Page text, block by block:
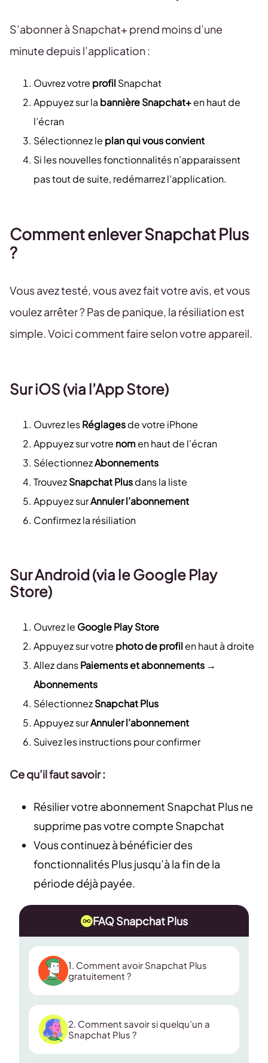
S’abonner à Snapchat+ prend moins d’une
minute depuis l’application :
Ouvrez votre profilSnapchat
Appuyez sur la bannière Snapchat+en haut de
l’écran
Sélectionnez le plan qui vous convient
Si les nouvelles fonctionnalités n’apparaissent
pas tout de suite, redémarrez l’application.
Comment enlever Snapchat Plus
?
Vous avez testé, vous avez fait votre avis, et vous
voulez arrêter ? Pas de panique, la résiliation est
simple. Voici comment faire selon votre appareil.
Sur iOS (via l’App Store)
Ouvrez lesRéglagesde votre iPhone
Appuyez sur votre nomen haut de l’écran
SélectionnezAbonnements
TrouvezSnapchat Plusdans la liste
Appuyez surAnnuler l’abonnement
Confirmez la résiliation
Sur Android (via le Google Play
Store)
Ouvrez le Google Play Store
Appuyez sur votre photo de profilen haut à droite
Allez dansPaiements et abonnements →
Abonnements
SélectionnezSnapchat Plus
Appuyez surAnnuler l’abonnement
Suivez les instructions pour confirmer
Ce qu’il faut savoir :
Résilier votre abonnement Snapchat Plus ne
supprime pas votre compte Snapchat
Vous continuez à bénéficier des
fonctionnalités Plus jusqu’à la fin de la
période déjà payée.
FAQ Snapchat Plus
1. Comment avoir Snapchat Plus
gratuitement ?
2. Comment savoir si quelqu’un a
Snapchat Plus ?